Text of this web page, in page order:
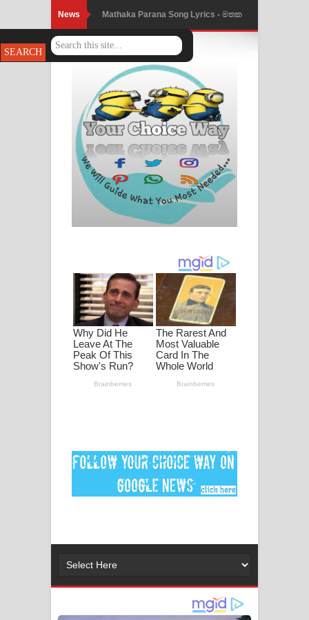
News Mathaka Parana Song Lyrics - මතක
පාරනා ගීතයේ පද පෙළ
Nimnadhen Song Lyrics - නිම්නාදෙන්
ගීතයේ පද පෙළ
Obamai Mage Adare Song Lyrics -
ඔබමයි මගේ ආදරේ ගීතයේ පද පෙළ
Pansal Gihin Song Lyrics - පන්සල් ගිහිං
ගීතයේ පද පෙළ
පද පෙළ
DEAR GOD Song Lyrics - ඩියර් ගෝඩ්
ගීතයේ පද පෙළ
MANAMALA KATHA Song Lyrics -
2026 football world cup song lyrics
Lassana Amma Song Lyrics - ලස්සන
ගීතයේ පද පෙළ